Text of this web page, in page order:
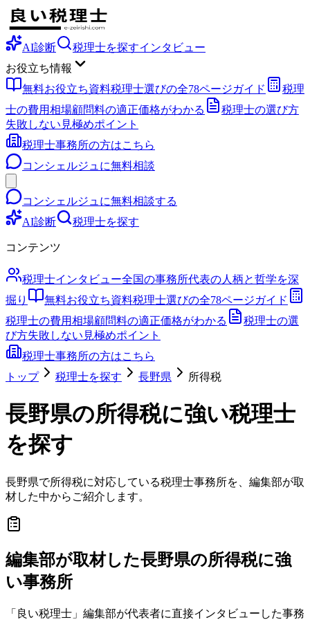
AI診断 税理士を探すインタビュー
お役立ち情報
無料お役立ち資料税理士選びの全78ページガイド
税理
士の費用相場顧問料の適正価格がわかる
税理士の選び方
失敗しない見極めポイント
税理士事務所の方はこちら
コンシェルジュに無料相談
コンシェルジュに無料相談する
AI診断
税理士を探す
コンテンツ
税理士インタビュー全国の事務所代表の人柄と哲学を深
掘り
無料お役立ち資料税理士選びの全78ページガイド
税理士の費用相場顧問料の適正価格がわかる
税理士の選
び方失敗しない見極めポイント
税理士事務所の方はこちら
トップ
税理士を探す 長野県 所得税
長野県の所得税に強い税理士
を探す
長野県で所得税に対応している税理士事務所を、編集部が取
材した中からご紹介します。
編集部が取材した長野県の所得税に強
い事務所
「良い税理士」編集部が代表者に直接インタビューした事務